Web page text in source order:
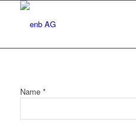
Name *